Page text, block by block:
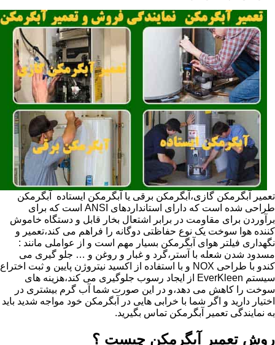
تعمیر آبگرمکن گازی،آبگرمکن برقی یا آبگرمکن ایستاده ​ آبگرمکن
طراحی شده است که دارای استانداردهای ANSI است که برای
برآوردن برای مقاومت در برابر اشتعال بخار قابل و دستگاه خاموش
کننده هوا سوخت یک نوع حفاظتی دوگانه را فراهم می کند،تعمیر و
نگهداری فیلتر هوای آبگرمکن بسیار مهم است و از عواملی مانند :
مسدود شدن شعله با آستر،گرد و غبار و روغن و … جلو گیری می
کندو با طراحی NOX و با استفاده از اکسید نیتروژن پایین و ثبت اختراع
سیستم EverKleen از ایجاد رسوب جلوگیری می کند،هزینه های
سوخت را کاهش می دهد،و در این صورت شما آب گرم بیشتری در
اختیار دارید و اگر شما با خرابی هایی در آبگرمکن خود مواجه شدید باید
به نمایندگی تعمیر آبگرمکن تماس بگیرید.
روش تعمیر آبگرمکن چیست ؟